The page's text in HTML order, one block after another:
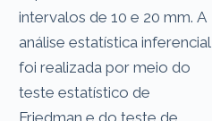
intervalos de 10 e 20 mm. A
análise estatística inferencial
foi realizada por meio do
teste estatístico de
Friedman e do teste de